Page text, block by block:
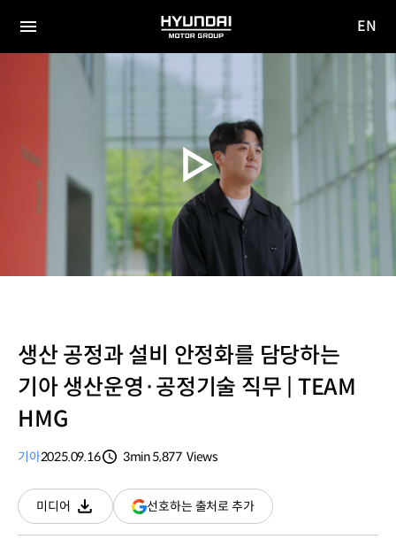
전체
HYUNDAI
MOTOR
GROUP
EN
생산 공정과 설비 안정화를 담당하는
기아 생산운영·공정기술 직무 | TEAM
HMG
기아2025.09.16
3min5,877 Views
미디어
다운로드
선호하는 출처로 추가(새
창